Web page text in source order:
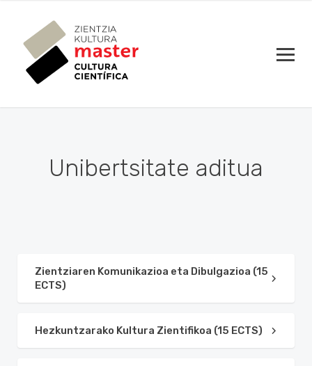
Unibertsitate aditua
Zientziaren Komunikazioa eta Dibulgazioa (15
ECTS)
Hezkuntzarako Kultura Zientifikoa (15 ECTS)